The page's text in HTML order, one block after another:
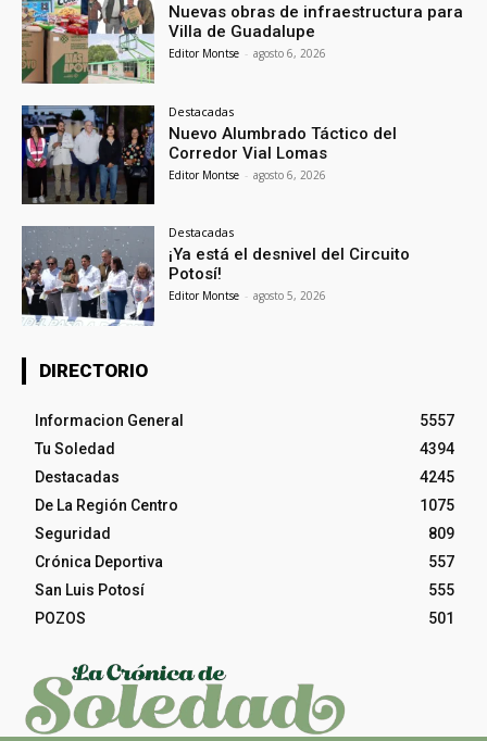
Nuevas obras de infraestructura para
Villa de Guadalupe
Editor Montse - agosto 6, 2026
Destacadas
Nuevo Alumbrado Táctico del
Corredor Vial Lomas
Editor Montse - agosto 6, 2026
Destacadas
¡Ya está el desnivel del Circuito
Potosí!
Editor Montse - agosto 5, 2026
DIRECTORIO
Informacion General
5557
Tu Soledad
4394
Destacadas
4245
De La Región Centro
1075
Seguridad
809
Crónica Deportiva
557
San Luis Potosí
555
POZOS
501